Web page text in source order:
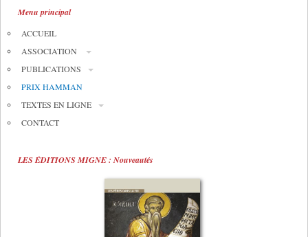
Menu principal
ACCUEIL
ASSOCIATION
PUBLICATIONS
PRIX HAMMAN
TEXTES EN LIGNE
CONTACT
LES ÉDITIONS MIGNE : Nouveautés